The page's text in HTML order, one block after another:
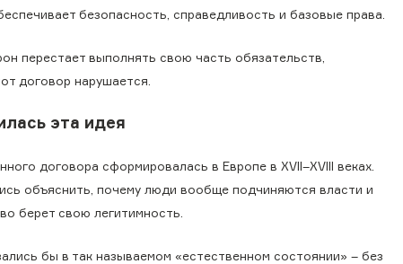
безопасность, справедливость и базовые права.
перестает выполнять свою часть обязательств,
договор нарушается.
эта идея
договора сформировалась в Европе в XVII–XVIII веках.
объяснить, почему люди вообще подчиняются власти и
берет свою легитимность.
бы в так называемом «естественном состоянии» – без